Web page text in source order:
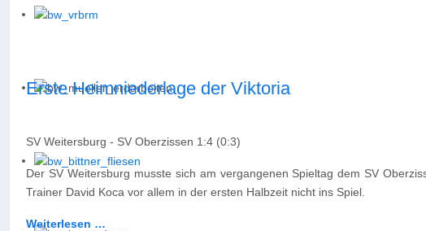
Erste Heimniederlage der Viktoria
SV Weitersburg - SV Oberzissen 1:4 (0:3)
Der SV Weitersburg musste sich am vergangenen Spieltag dem SV
Trainer David Koca vor allem in der ersten Halbzeit nicht ins Spiel.
Weiterlesen …